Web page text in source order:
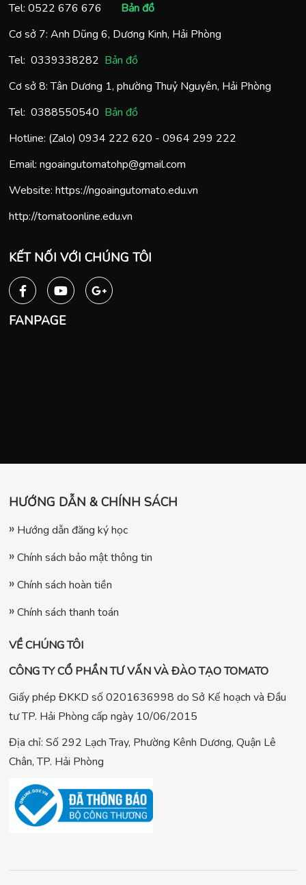
Tel: 0522 676 676
Bản đồ
Cơ sở 7: Anh Dũng 6, Dương Kinh, Hải Phòng
Tel: 0339338282 Bản đồ
Cơ sở 8: Tân Dương 1, phường Thuỷ Nguyên, Hải Phòng
Tel: 0388550540 Bản đồ
Hotline: (Zalo) 0934 222 620 - 0964 299 222
Email: ngoaingutomatohp@gmail.com
Website: https://ngoaingutomato.edu.vn
http://tomatoonline.edu.vn
KẾT NỐI VỚI CHÚNG TÔI
FANPAGE
HƯỚNG DẪN & CHÍNH SÁCH
Hướng dẫn đăng ký học
Chính sách bảo mật thông tin
Chính sách hoàn tiền
Chính sách thanh toán
VỀ CHÚNG TÔI
CÔNG TY CỔ PHẦN TƯ VẤN VÀ ĐÀO TẠO TOMATO
Giấy phép ĐKKD số 0201636998 do Sở Kế hoạch và Đầu
tư TP. Hải Phòng cấp ngày 10/06/2015
Địa chỉ: Số 292 Lạch Tray, Phường Kênh Dương, Quận Lê
Chân, TP. Hải Phòng